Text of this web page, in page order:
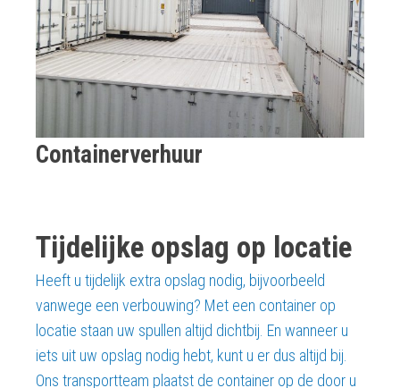
Containerverhuur
Tijdelijke opslag op locatie
Heeft u tijdelijk extra opslag nodig, bijvoorbeeld
vanwege een verbouwing? Met een container op
locatie staan uw spullen altijd dichtbij. En wanneer u
iets uit uw opslag nodig hebt, kunt u er dus altijd bij.
Ons transportteam plaatst de container op de door u